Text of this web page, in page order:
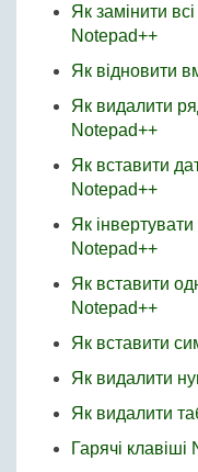
Як замінити
Notepad++
Як відновити
Як видалити
Notepad++
Як вставити
Notepad++
Як
Notepad++
Як вставити
Notepad++
Як вставити
Як видалити
Як видалити
Гарячі клавіші